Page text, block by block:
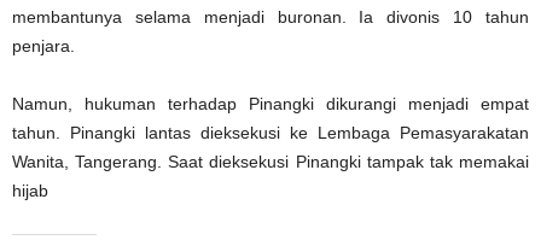
membantunya selama menjadi buronan. Ia divonis 10 tahun
penjara.
Namun, hukuman terhadap Pinangki dikurangi menjadi empat
tahun. Pinangki lantas dieksekusi ke Lembaga Pemasyarakatan
Wanita, Tangerang. Saat dieksekusi Pinangki tampak tak memakai
hijab